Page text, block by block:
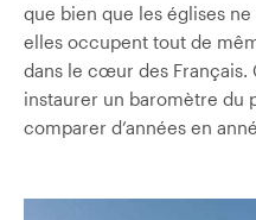
que bien que les églises
elles occupent tout de
dans le cœur des Français.
instaurer un baromètre du
comparer d’années en